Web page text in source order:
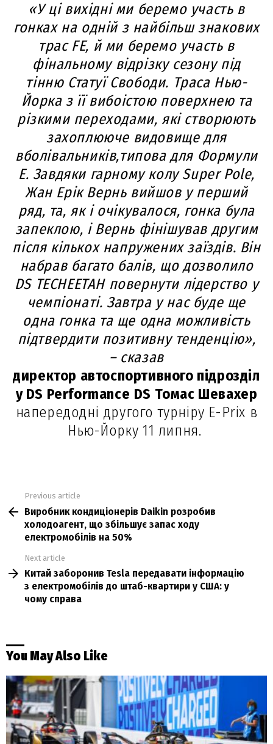
«У ці вихідні ми беремо участь в
гонках на одній з найбільш знакових
трас FE, й ми беремо участь в
фінальному відрізку сезону під
тінню Статуї Свободи. Траса Нью-
Йорка з її вибоістою поверхнею та
різкими переходами, які створюють
захоплююче видовище для
вболівальників,типова для Формули
Е. Завдяки гарному колу Super Pole,
Жан Ерік Вернь вийшов у перший
ряд, та, як і очікувалося, гонка була
запеклою, і Вернь фінішував другим
після кількох напружених заїздів. Він
набрав багато балів, що дозволило
DS TECHEETAH повернути лідерство у
чемпіонаті. Завтра у нас буде ще
одна гонка та ще одна можливість
підтвердити позитивну тенденцію»,
– сказав
директор автоспортивного підрозділ
у DS Performance DS Томас Шевaхер
напередодні другого турніру E-Prix в
Нью-Йорку 11 липня.
more
Previous article
Виробник кондиціонерів Daikin розробив
холодоагент, що збільшує запас ходу
електромобілів на 50%
Next article
Китай заборонив Tesla передавати інформацію
з електромобілів до штаб-квартири у США: у
чому справа
You May Also Like